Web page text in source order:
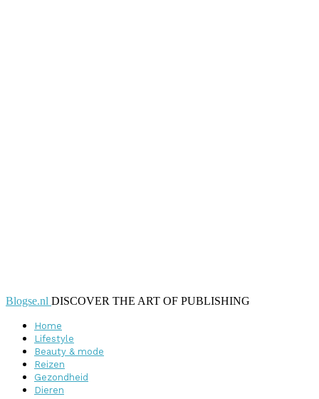
Blogse.nl DISCOVER THE ART OF PUBLISHING
Home
Lifestyle
Beauty & mode
Reizen
Gezondheid
Dieren